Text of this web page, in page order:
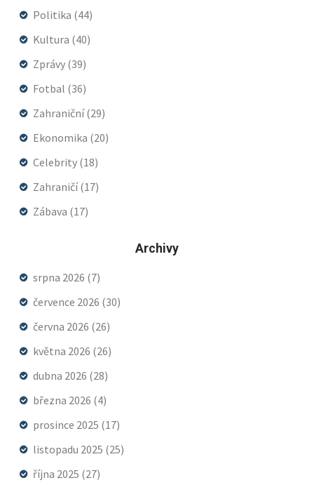
Politika (44)
Kultura (40)
Zprávy (39)
Fotbal (36)
Zahraniční(29)
Ekonomika (20)
Celebrity (18)
Zahraničí(17)
Zábava (17)
Archivy
srpna 2026 (7)
července 2026 (30)
června 2026 (26)
května 2026 (26)
dubna 2026 (28)
března 2026 (4)
prosince 2025 (17)
listopadu 2025 (25)
října 2025 (27)